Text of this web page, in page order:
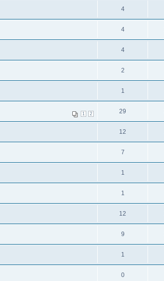
4
4
4
2
1
1 2 29
12
7
1
1
12
9
1
0